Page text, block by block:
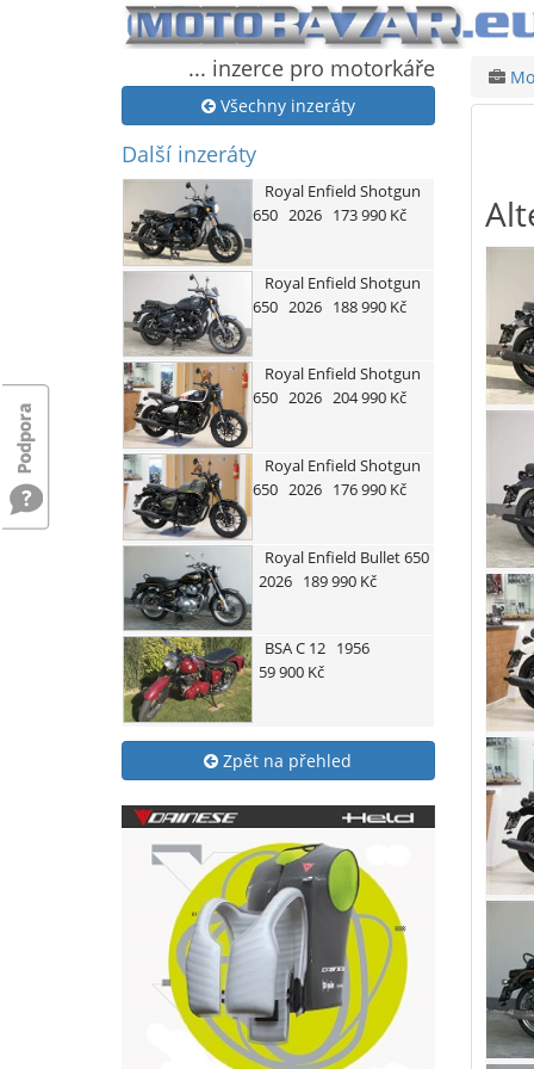
... inzerce pro motorkáře
Všechny inzeráty
Další inzeráty
Royal Enfield Shotgun
650 2026 173 990 Kč
Royal Enfield Shotgun
650 2026 188 990 Kč
Royal Enfield Shotgun
650 2026 204 990 Kč
Royal Enfield Shotgun
650 2026 176 990 Kč
Royal Enfield Bullet 650
2026 189 990 Kč
BSAC 12 1956
59 900 Kč
Zpět na přehled